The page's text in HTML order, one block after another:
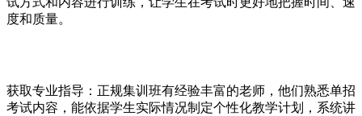
度和质量。
获取专业指导：正规集训班有经验丰富的老师，他们熟悉单招
考试内容，能依据学生实际情况制定个性化教学计划，系统讲